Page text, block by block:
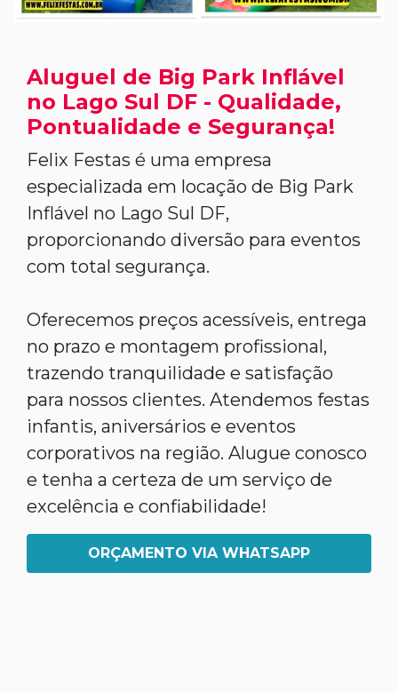
Aluguel de Big Park Inflável
no Lago Sul DF - Qualidade,
Pontualidade e Segurança!
Felix Festas é uma empresa
especializada em locação de Big Park
Inflável no Lago Sul DF,
proporcionando diversão para eventos
com total segurança.
Oferecemos preços acessíveis, entrega
no prazo e montagem profissional,
trazendo tranquilidade e satisfação
para nossos clientes. Atendemos festas
infantis, aniversários e eventos
corporativos na região. Alugue conosco
e tenha a certeza de um serviço de
excelência e confiabilidade!
ORÇAMENTO VIA WHATSAPP